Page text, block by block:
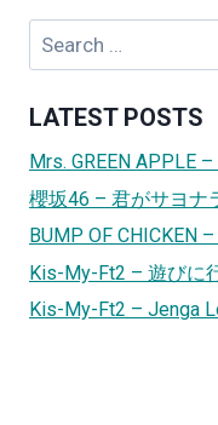
Search
LATEST POSTS
Mrs. GREEN APPLE
櫻坂46 – 君がサヨナ
BUMP OF CHICKEN
Kis-My-Ft2 – 遊びに
Kis-My-Ft2 – Jenga